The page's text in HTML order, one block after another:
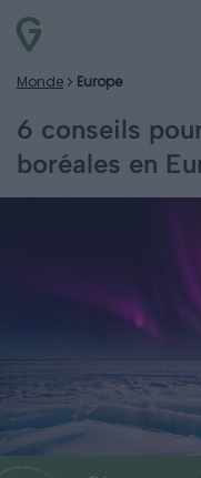
Monde Europe
6 conseils
boréales en